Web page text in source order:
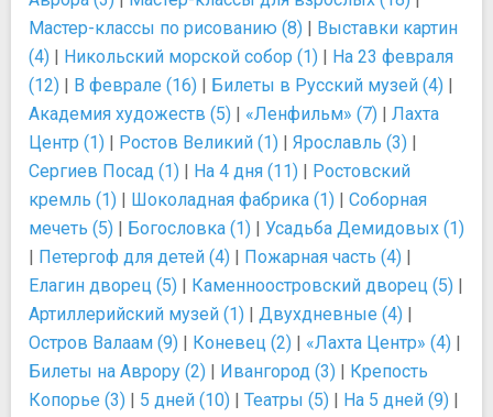
Мастер-классы по рисованию (8) | Выставки картин
(4) | Никольский морской собор (1) | На 23 февраля
(12) | В феврале (16) | Билеты в Русский музей (4) |
Академия художеств (5) | «Ленфильм» (7) | Лахта
Центр (1) | Ростов Великий (1) | Ярославль (3) |
Сергиев Посад (1) | На 4 дня (11) | Ростовский
кремль (1) | Шоколадная фабрика (1) | Соборная
мечеть (5) | Богословка (1) | Усадьба Демидовых (1)
| Петергоф для детей (4) | Пожарная часть (4) |
Елагин дворец (5) | Каменноостровский дворец (5) |
Артиллерийский музей (1) | Двухдневные (4) |
Остров Валаам (9) | Коневец (2) | «Лахта Центр» (4) |
Билеты на Аврору (2) | Ивангород (3) | Крепость
Копорье (3) | 5 дней (10) | Театры (5) | На 5 дней (9) |